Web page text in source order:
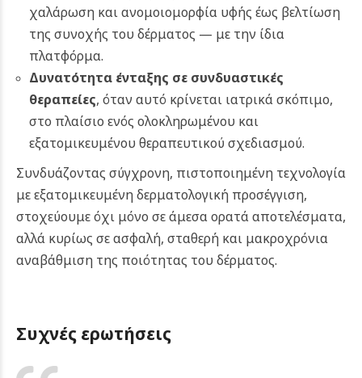
χαλάρωση και ανομοιομορφία υφής έως βελτίωση
της συνοχής του δέρματος — με την ίδια
πλατφόρμα.
Δυνατότητα ένταξης σε συνδυαστικές
θεραπείες, όταν αυτό κρίνεται ιατρικά σκόπιμο,
στο πλαίσιο ενός ολοκληρωμένου και
εξατομικευμένου θεραπευτικού σχεδιασμού.
Συνδυάζοντας σύγχρονη, πιστοποιημένη τεχνολογία
με εξατομικευμένη δερματολογική προσέγγιση,
στοχεύουμε όχι μόνο σε άμεσα ορατά αποτελέσματα,
αλλά κυρίως σε ασφαλή, σταθερή και μακροχρόνια
αναβάθμιση της ποιότητας του δέρματος.
Συχνές ερωτήσεις